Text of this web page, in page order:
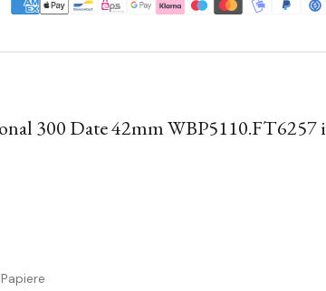
300 Date 42mm WBP5110.FT6257